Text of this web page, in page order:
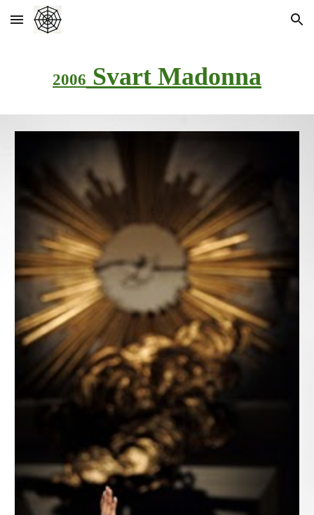
Skip to main content Skip to navigation
2006 Svart Madonna